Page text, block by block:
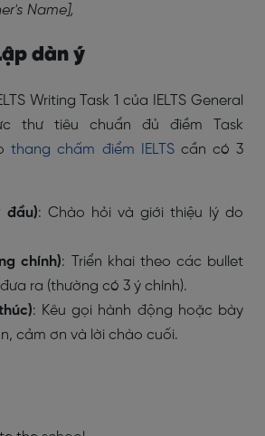
Name],
dàn ý
Writing Task 1 của IELTS General
thư tiêu chuẩn đủ điềm Task
thang chấm điểm IELTScần có 3
đầu): Chào hỏi và giới thiệu lý do
chính): Triển khai theo các bullet
ra (thường có 3 ý chính).
: Kêu gọi hành động hoặc bày
cảm ơn và lời chào cuối.